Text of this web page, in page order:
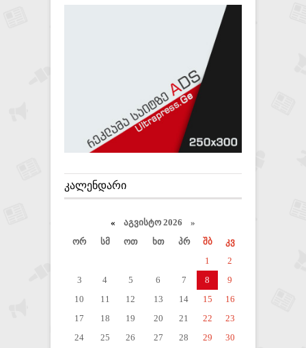
ᲙᲐᲚᲔᲜᲓᲐᲠᲘ
« აგვისტო 2026 »
ორ
სმ ოთ ხთ პრ შბ
კვ
1
2
3
4 5 6 7 8
9
10
11 12 13 14 15
16
17
18 19 20 21 22
23
24
25 26 27 28 29
30